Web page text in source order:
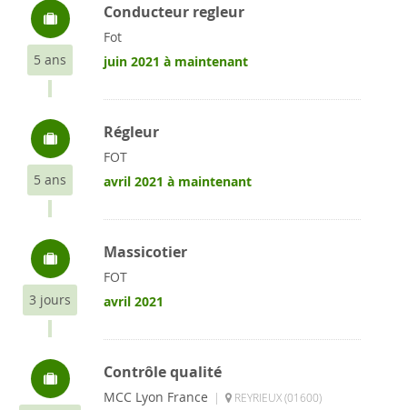
5 ans
Conducteur regleur
Fot
juin 2021 à maintenant
5 ans
Régleur
FOT
avril 2021 à maintenant
3 jours
Massicotier
FOT
avril 2021
Contrôle qualité
MCC Lyon France | REYRIEUX (01600)